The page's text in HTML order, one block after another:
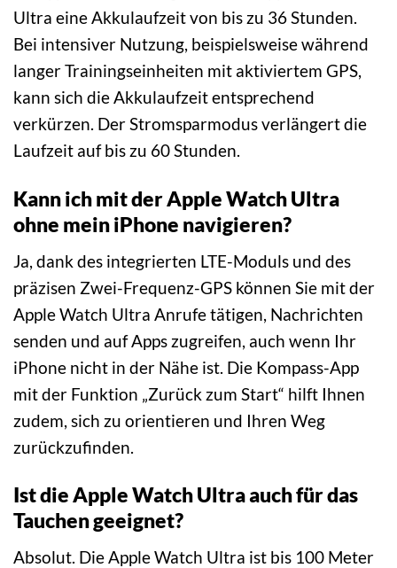
Ultra eine Akkulaufzeit von bis zu 36 Stunden.
Bei intensiver Nutzung, beispielsweise während
langer Trainingseinheiten mit aktiviertem GPS,
kann sich die Akkulaufzeit entsprechend
verkürzen. Der Stromsparmodus verlängert die
Laufzeit auf bis zu 60 Stunden.
Kann ich mit der Apple Watch Ultra
ohne mein iPhone navigieren?
Ja, dank des integrierten LTE-Moduls und des
präzisen Zwei-Frequenz-GPS können Sie mit der
Apple Watch Ultra Anrufe tätigen, Nachrichten
senden und auf Apps zugreifen, auch wenn Ihr
iPhone nicht in der Nähe ist. Die Kompass-App
mit der Funktion „Zurück zum Start“ hilft Ihnen
zudem, sich zu orientieren und Ihren Weg
zurückzufinden.
Ist die Apple Watch Ultra auch für das
Tauchen geeignet?
Absolut. Die Apple Watch Ultra ist bis 100 Meter